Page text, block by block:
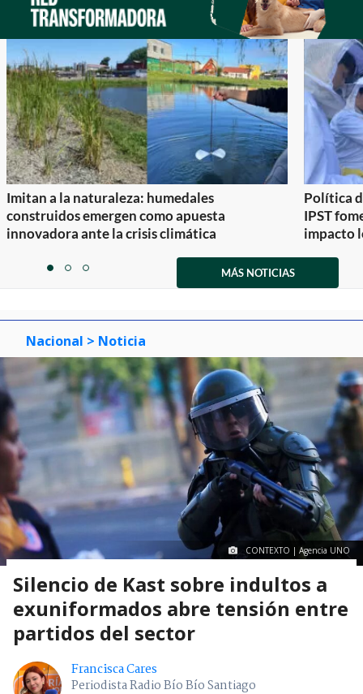
Imitan a la naturaleza: humedales
construidos emergen como apuesta
innovadora ante la crisis climática
Política
IPST
impacto
itemitemitem
MÁS NOTICIAS
Nacional > Noticia
CONTEXTO | Agencia UNO
Silencio de Kast sobre indultos a
exuniformados abre tensión entre
partidos del sector
Francisca Cares
Periodista Radio Bío Bío Santiago